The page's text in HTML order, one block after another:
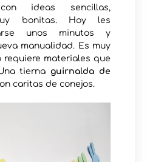
ideas sencillas,
bonitas. Hoy les
unos minutos y
manualidad. Es muy
requiere materiales que
tierna guirnalda de
caritas de conejos.